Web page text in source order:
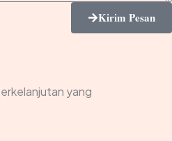
Kirim Pesan
yang